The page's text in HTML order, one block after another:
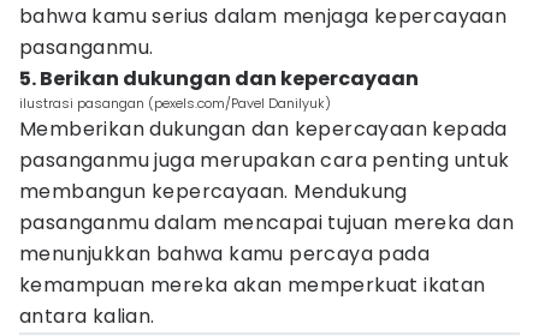
bahwa kamu serius dalam menjaga kepercayaan
pasanganmu.
5. Berikan dukungan dan kepercayaan
ilustrasi pasangan (pexels.com/Pavel Danilyuk)
Memberikan dukungan dan kepercayaan kepada
pasanganmu juga merupakan cara penting untuk
membangun kepercayaan. Mendukung
pasanganmu dalam mencapai tujuan mereka dan
menunjukkan bahwa kamu percaya pada
kemampuan mereka akan memperkuat ikatan
antara kalian.